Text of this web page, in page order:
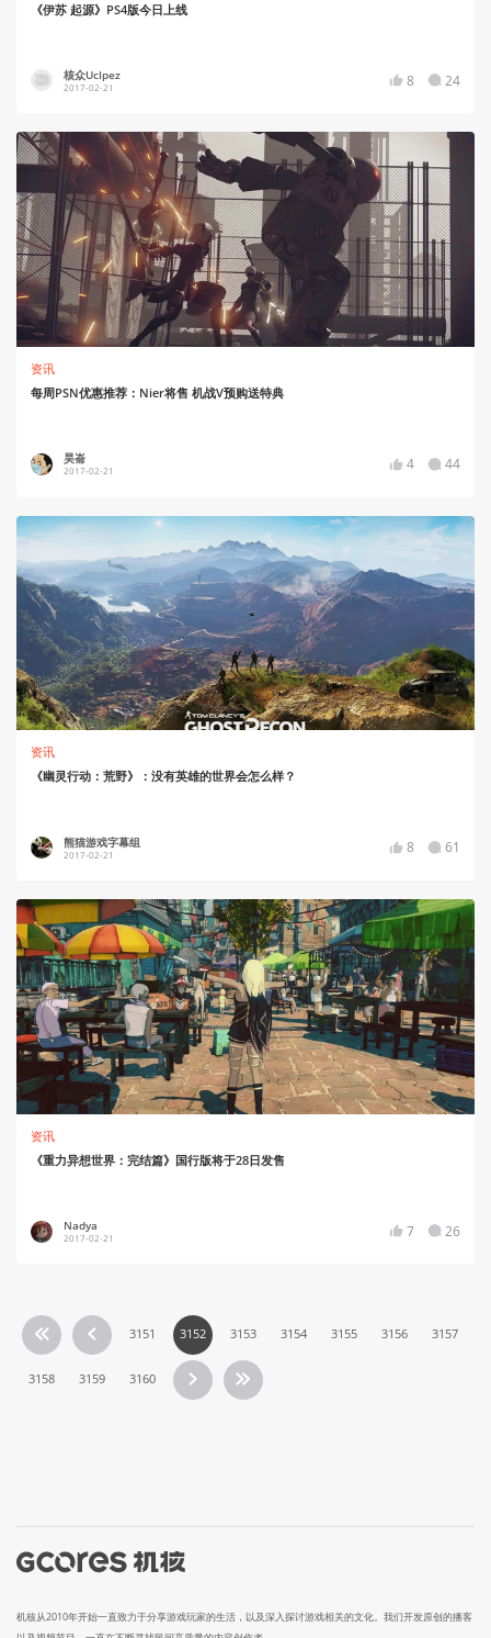
《伊苏 起源》PS4版今日上线
核众UcIpez
2017-02-21 8 24
资讯
每周PSN优惠推荐：Nier将售 机战V预购送特典
昊崙
2017-02-21 4 44
资讯
《幽灵行动：荒野》：没有英雄的世界会怎么样？
熊猫游戏字幕组
2017-02-21 8 61
资讯
《重力异想世界：完结篇》国行版将于28日发售
Nadya
2017-02-21 7 26
3151 3152 3153 3154 3155 3156 3157
3158 3159 3160
机核从2010年开始一直致力于分享游戏玩家的生活，以及深入探讨游戏相关的文化。我们开发原创的播客